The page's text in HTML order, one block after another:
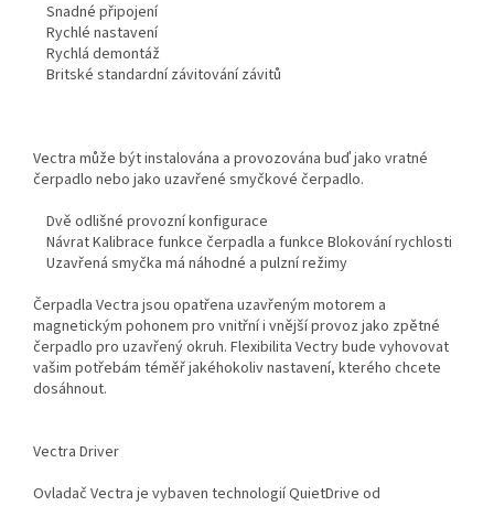
Snadné připojení
Rychlé nastavení
Rychlá demontáž
Britské standardní závitování závitů
Vectra může být instalována a provozována buď jako vratné
čerpadlo nebo jako uzavřené smyčkové čerpadlo.
Dvě odlišné provozní konfigurace
Návrat Kalibrace funkce čerpadla a funkce Blokování rychlosti
Uzavřená smyčka má náhodné a pulzní režimy
Čerpadla Vectra jsou opatřena uzavřeným motorem a
magnetickým pohonem pro vnitřní i vnější provoz jako zpětné
čerpadlo pro uzavřený okruh. Flexibilita Vectry bude vyhovovat
vašim potřebám téměř jakéhokoliv nastavení, kterého chcete
dosáhnout.
Vectra Driver
Ovladač Vectra je vybaven technologií QuietDrive od